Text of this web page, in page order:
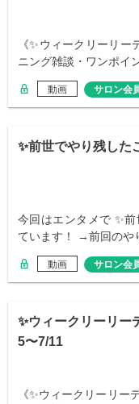
《✨ウィークリーリ
ニング雑談・ワンポイ
動画 サロン会
✨前世でやり残した
今回はエンタメで ✨
ています！ →前回のや
動画 サロン会
✨ウィークリーリー
5〜7/11
《✨ウィークリーリ